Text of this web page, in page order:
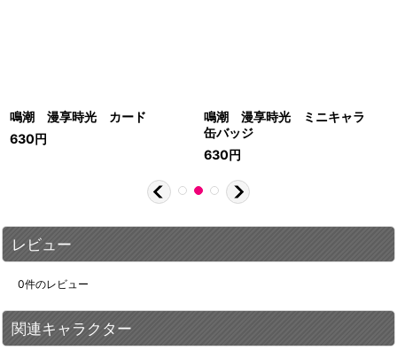
鳴潮 漫享時光 カード
630円
鳴潮 漫享時光 ミニキャラ
缶バッジ
630円
レビュー
0件のレビュー
関連キャラクター